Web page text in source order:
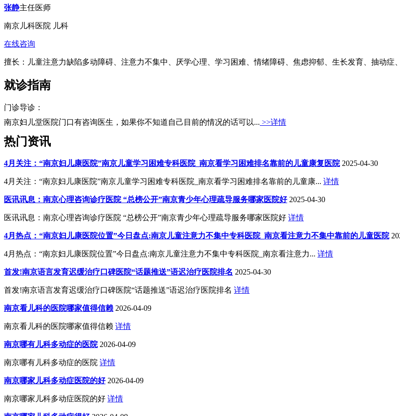
张静主任医师
南京儿科医院 儿科
在线咨询
擅长：儿童注意力缺陷多动障碍、注意力不集中、厌学心理、学习困难、情绪障碍、焦虑抑郁、生长发育、抽动症
就诊指南
门诊导诊：
南京妇儿堂医院门口有咨询医生，如果你不知道自己目前的情况的话可以... >>详情
热门资讯
4月关注：“南京妇儿康医院”南京儿童学习困难专科医院_南京看学习困难排名靠前的儿童康复医院 2025-04-30
4月关注：“南京妇儿康医院”南京儿童学习困难专科医院_南京看学习困难排名靠前的儿童康... 详情
医讯讯息：南京心理咨询诊疗医院 “总榜公开”南京青少年心理疏导服务哪家医院好 2025-04-30
医讯讯息：南京心理咨询诊疗医院 “总榜公开”南京青少年心理疏导服务哪家医院好 详情
4月热点：“南京妇儿康医院位置”今日盘点:南京儿童注意力不集中专科医院_南京看注意力不集中靠前的儿童医院
4月热点：“南京妇儿康医院位置”今日盘点:南京儿童注意力不集中专科医院_南京看注意力... 详情
首发!南京语言发育迟缓治疗口碑医院“话题推送”语迟治疗医院排名 2025-04-30
首发!南京语言发育迟缓治疗口碑医院“话题推送”语迟治疗医院排名 详情
南京看儿科的医院哪家值得信赖 2026-04-09
南京看儿科的医院哪家值得信赖 详情
南京哪有儿科多动症的医院 2026-04-09
南京哪有儿科多动症的医院 详情
南京哪家儿科多动症医院的好 2026-04-09
南京哪家儿科多动症医院的好 详情